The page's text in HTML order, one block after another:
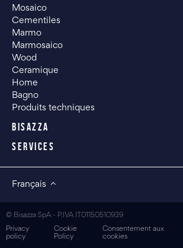
Mosaico
Cementiles
Marmo
Marmosaico
Wood
Ceramique
Home
Bagno
Produits techniques
BISAZZA
SERVICES
Français
© Bisazza SpA - P.IVA IT01150510939
Privacy
policy
Cookie
Policy
Consentement aux
cookies